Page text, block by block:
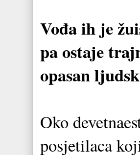
Vođa ih je
pa ostaje
opasan
Oko
posjetilaca